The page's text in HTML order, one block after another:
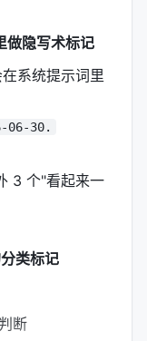
做隐写术标记
系统提示词里
06-30.
3 个"看起来一
类标记
断